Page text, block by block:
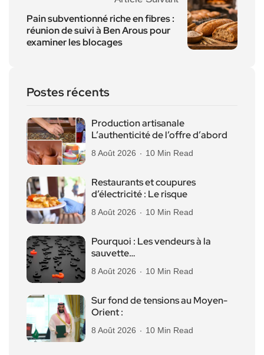
Pain subventionné riche en fibres :
réunion de suivi à Ben Arous pour
examiner les blocages
Postes récents
Production artisanale
L’authenticité de l’offre d’abord
8 Août 2026 10 Min Read
Restaurants et coupures
d’électricité : Le risque
8 Août 2026 10 Min Read
Pourquoi : Les vendeurs à la
sauvette…
8 Août 2026 10 Min Read
Sur fond de tensions au Moyen-
Orient :
8 Août 2026 10 Min Read